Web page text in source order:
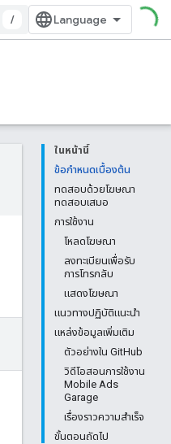
/
ในหน้านี้
ข้อกำหนดเบื้องต้น
ทดสอบด้วยโฆษณา
ทดสอบเสมอ
การใช้งาน
โหลดโฆษณา
ลงทะเบียนเพื่อรับ
การโทรกลับ
แสดงโฆษณา
แนวทางปฏิบัติแนะนำ
แหล่งข้อมูลเพิ่มเติม
ตัวอย่างใน GitHub
วิดีโอสอนการใช้งาน
Mobile Ads
Garage
เรื่องราวความสำเร็จ
ขั้นตอนถัดไป